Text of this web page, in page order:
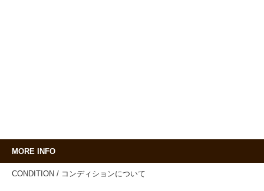
MORE INFO
CONDITION / コンディションについて